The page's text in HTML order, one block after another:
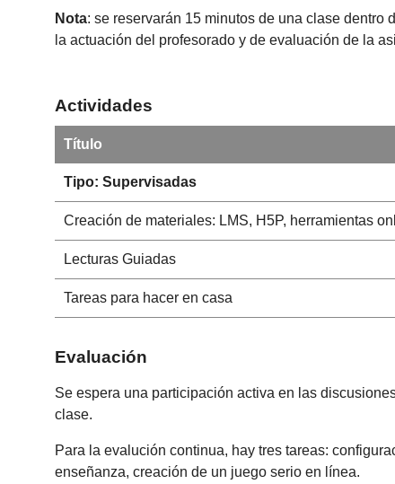
Nota: se reservarán 15 minutos de una clase
la actuación del profesorado y de evaluación de la
Actividades
Título
Tipo: Supervisadas
Creación de materiales: LMS, H5P, herramientas
Lecturas Guiadas
Tareas para hacer en casa
Evaluación
Se espera una participación activa en las
clase.
Para la evalución continua, hay tres tareas:
enseñanza, creación de un juego serio en línea.